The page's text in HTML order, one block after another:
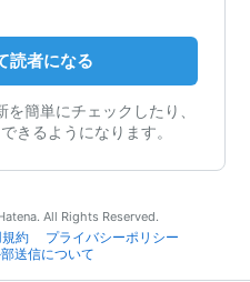
読者になる
簡単にチェックしたり、
きるようになります。
All Rights Reserved.
約
プライバシーポリシー
送信について